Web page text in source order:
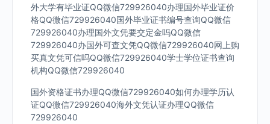
外大学有毕业证QQ微信729926040办理国外毕业证价
格QQ微信729926040国外毕业证书编号查询QQ微信
729926040办理国外文凭要交定金吗QQ微信
729926040办国外可查文凭QQ微信729926040网上购
买真文凭可信吗QQ微信729926040学士学位证书查询
机构QQ微信729926040
国外资格证书办理QQ微信729926040如何办理学历认
证QQ微信729926040海外文凭认证办理QQ微信
729926040